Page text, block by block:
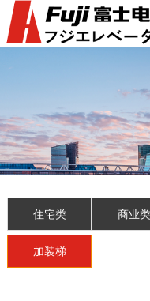
住宅类 商业类
加装梯